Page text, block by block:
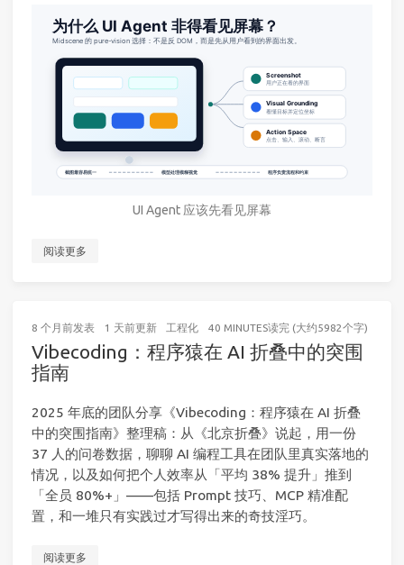
UI Agent 应该先看见屏幕
阅读更多
8 个月前发表 1 天前更新 工程化 40 MINUTES读完 (大约5982个字)
Vibecoding：程序猿在 AI 折叠中的突围
指南
2025 年底的团队分享《Vibecoding：程序猿在 AI 折叠
中的突围指南》整理稿：从《北京折叠》说起，用一份
37 人的问卷数据，聊聊 AI 编程工具在团队里真实落地的
情况，以及如何把个人效率从「平均 38% 提升」推到
「全员 80%+」——包括 Prompt 技巧、MCP 精准配
置，和一堆只有实践过才写得出来的奇技淫巧。
阅读更多